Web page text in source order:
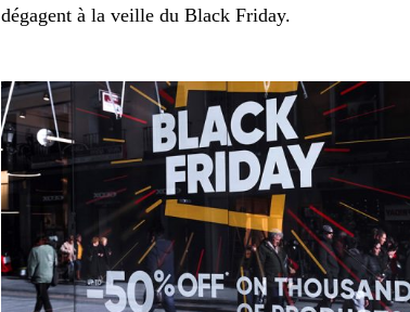
dégagent à la veille du Black Friday.